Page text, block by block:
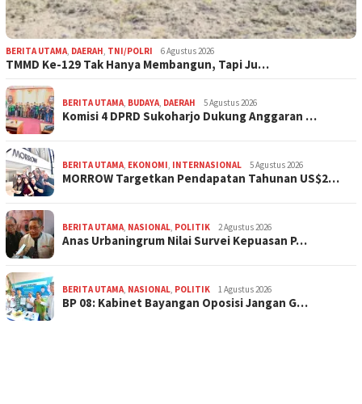
BERITA UTAMA, DAERAH, TNI/POLRI 6 Agustus 2026
TMMD Ke-129 Tak Hanya Membangun, Tapi Ju…
BERITA UTAMA, BUDAYA, DAERAH 5 Agustus 2026
Komisi 4 DPRD Sukoharjo Dukung Anggaran …
BERITA UTAMA, EKONOMI, INTERNASIONAL 5 Agustus 2026
MORROW Targetkan Pendapatan Tahunan US$2…
BERITA UTAMA, NASIONAL, POLITIK 2 Agustus 2026
Anas Urbaningrum Nilai Survei Kepuasan P…
BERITA UTAMA, NASIONAL, POLITIK 1 Agustus 2026
BP 08: Kabinet Bayangan Oposisi Jangan G…